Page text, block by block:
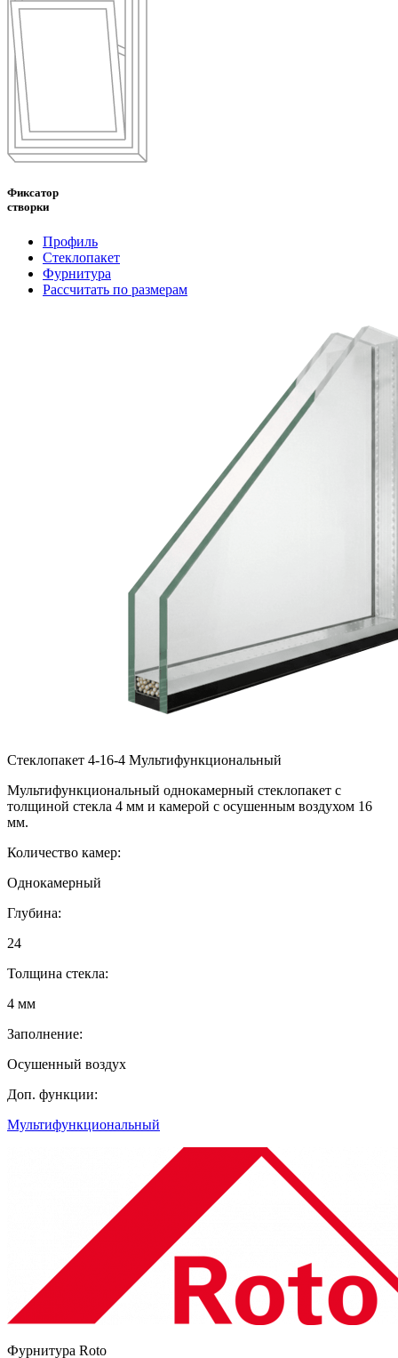
Фиксатор
створки
Профиль
Стеклопакет
Фурнитура
Рассчитать по размерам
Стеклопакет 4-16-4 Мультифункциональный
Мультифункциональный однокамерный стеклопакет с
толщиной стекла 4 мм и камерой с осушенным воздухом 16
мм.
Количество камер:
Однокамерный
Глубина:
24
Толщина стекла:
4 мм
Заполнение:
Осушенный воздух
Доп. функции:
Мультифункциональный
Фурнитура Roto